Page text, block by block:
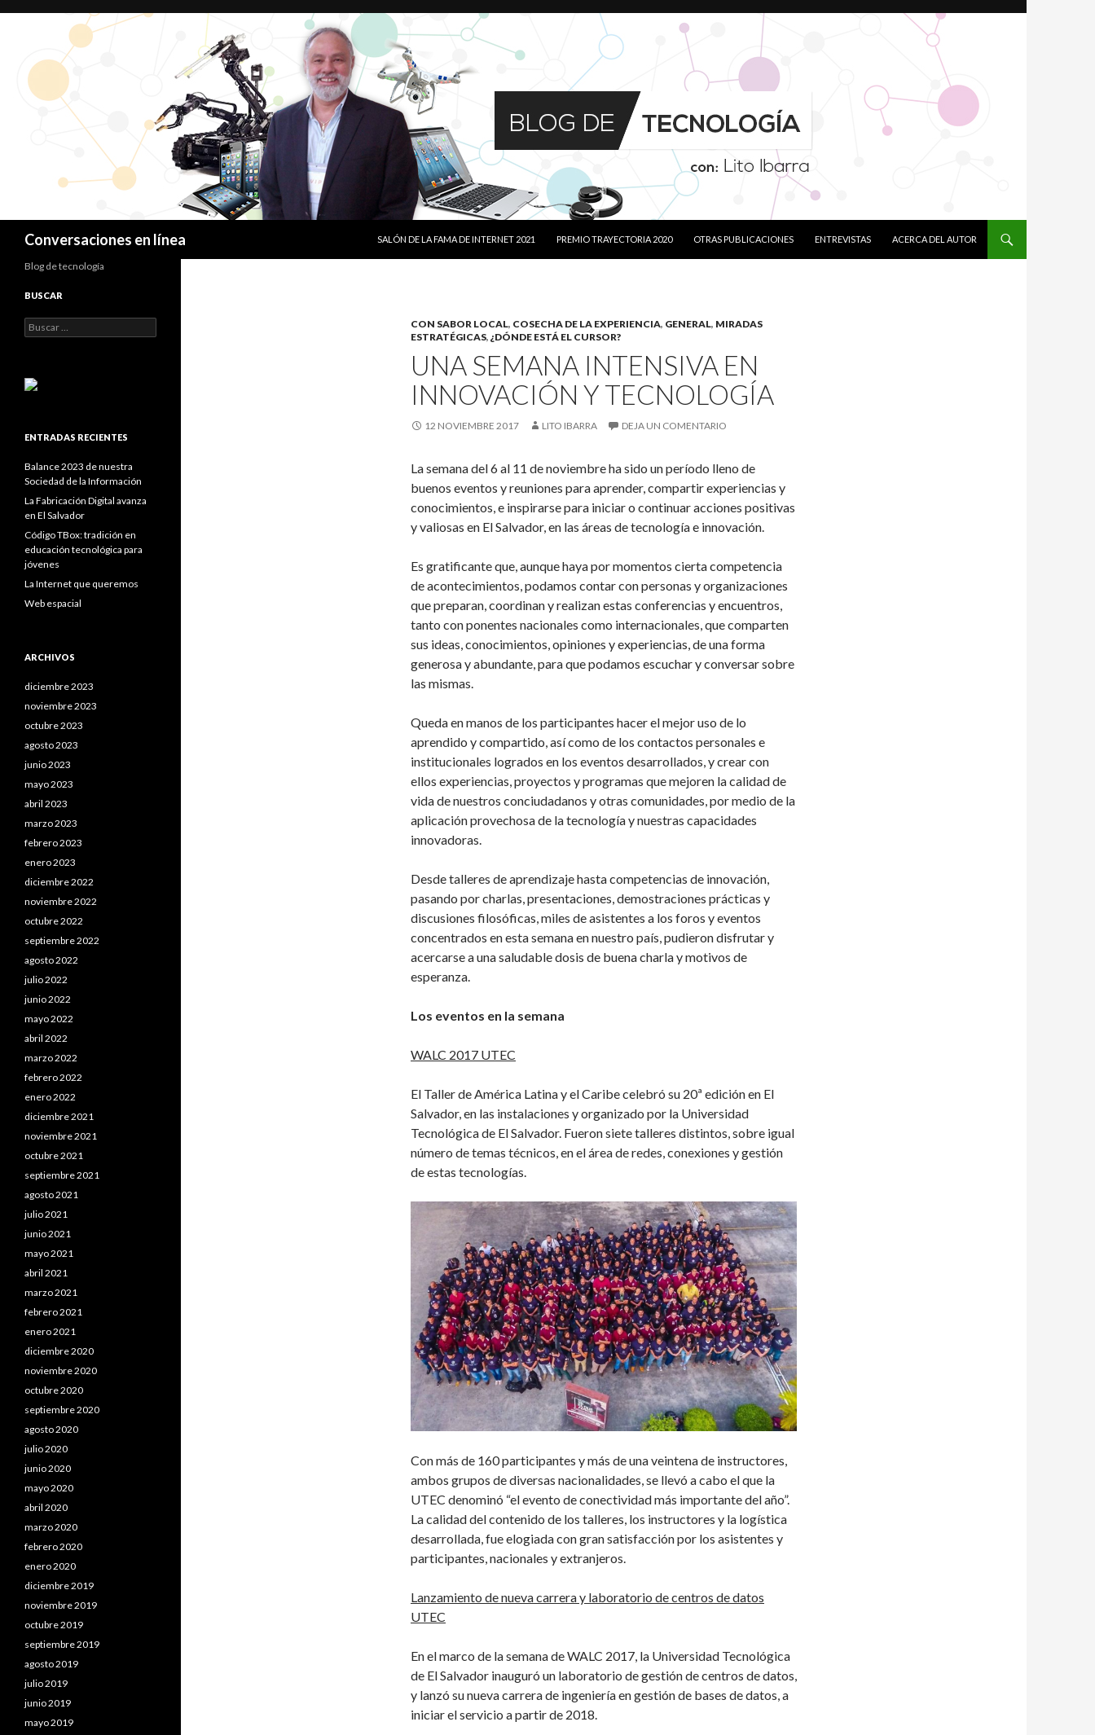
Conversaciones en línea
SALÓN DE LA FAMA DE INTERNET 2021
PREMIO TRAYECTORIA 2020 OTRAS PUBLICACIONES ENTREVISTAS ACERCA DEL AUTOR
CON SABOR LOCAL, COSECHA DE LA EXPERIENCIA, GENERAL, MIRADAS
ESTRATÉGICAS, ¿DÓNDE ESTÁ EL CURSOR?
UNA SEMANA INTENSIVA EN
INNOVACIÓN Y TECNOLOGÍA
12 NOVIEMBRE 2017 LITO IBARRA DEJA UN COMENTARIO
La semana del 6 al 11 de noviembre ha sido un período lleno de
buenos eventos y reuniones para aprender, compartir experiencias y
conocimientos, e inspirarse para iniciar o continuar acciones positivas
y valiosas en El Salvador, en las áreas de tecnología e innovación.
Es gratificante que, aunque haya por momentos cierta competencia
de acontecimientos, podamos contar con personas y organizaciones
que preparan, coordinan y realizan estas conferencias y encuentros,
tanto con ponentes nacionales como internacionales, que comparten
sus ideas, conocimientos, opiniones y experiencias, de una forma
generosa y abundante, para que podamos escuchar y conversar sobre
las mismas.
Queda en manos de los participantes hacer el mejor uso de lo
aprendido y compartido, así como de los contactos personales e
institucionales logrados en los eventos desarrollados, y crear con
ellos experiencias, proyectos y programas que mejoren la calidad de
vida de nuestros conciudadanos y otras comunidades, por medio de la
aplicación provechosa de la tecnología y nuestras capacidades
innovadoras.
Desde talleres de aprendizaje hasta competencias de innovación,
pasando por charlas, presentaciones, demostraciones prácticas y
discusiones filosóficas, miles de asistentes a los foros y eventos
concentrados en esta semana en nuestro país, pudieron disfrutar y
acercarse a una saludable dosis de buena charla y motivos de
esperanza.
Los eventos en la semana
WALC 2017 UTEC
El Taller de América Latina y el Caribe celebró su 20ª edición en El
Salvador, en las instalaciones y organizado por la Universidad
Tecnológica de El Salvador. Fueron siete talleres distintos, sobre igual
número de temas técnicos, en el área de redes, conexiones y gestión
de estas tecnologías.
Con más de 160 participantes y más de una veintena de instructores,
ambos grupos de diversas nacionalidades, se llevó a cabo el que la
UTEC denominó “el evento de conectividad más importante del año”.
La calidad del contenido de los talleres, los instructores y la logística
desarrollada, fue elogiada con gran satisfacción por los asistentes y
participantes, nacionales y extranjeros.
Lanzamiento de nueva carrera y laboratorio de centros de datos
UTEC
En el marco de la semana de WALC 2017, la Universidad Tecnológica
de El Salvador inauguró un laboratorio de gestión de centros de datos,
y lanzó su nueva carrera de ingeniería en gestión de bases de datos, a
iniciar el servicio a partir de 2018.
Blog de tecnología
BUSCAR
Buscar:
ENTRADAS RECIENTES
Balance 2023 de nuestra
Sociedad de la Información
La Fabricación Digital avanza
en El Salvador
Código TBox: tradición en
educación tecnológica para
jóvenes
La Internet que queremos
Web espacial
ARCHIVOS
diciembre 2023
noviembre 2023
octubre 2023
agosto 2023
junio 2023
mayo 2023
abril 2023
marzo 2023
febrero 2023
enero 2023
diciembre 2022
noviembre 2022
octubre 2022
septiembre 2022
agosto 2022
julio 2022
junio 2022
mayo 2022
abril 2022
marzo 2022
febrero 2022
enero 2022
diciembre 2021
noviembre 2021
octubre 2021
septiembre 2021
agosto 2021
julio 2021
junio 2021
mayo 2021
abril 2021
marzo 2021
febrero 2021
enero 2021
diciembre 2020
noviembre 2020
octubre 2020
septiembre 2020
agosto 2020
julio 2020
junio 2020
mayo 2020
abril 2020
marzo 2020
febrero 2020
enero 2020
diciembre 2019
noviembre 2019
octubre 2019
septiembre 2019
agosto 2019
julio 2019
junio 2019
mayo 2019